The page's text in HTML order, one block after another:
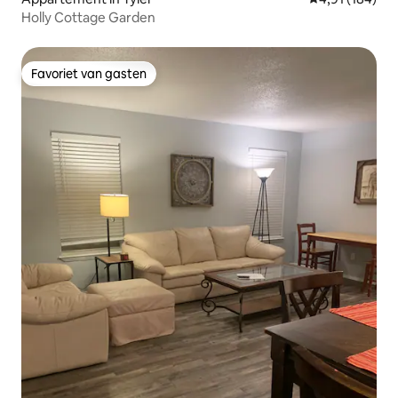
Holly Cottage Garden
Favoriet van gasten
Favoriet van gasten